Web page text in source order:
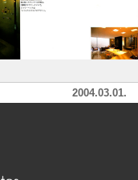
2004.03.01.